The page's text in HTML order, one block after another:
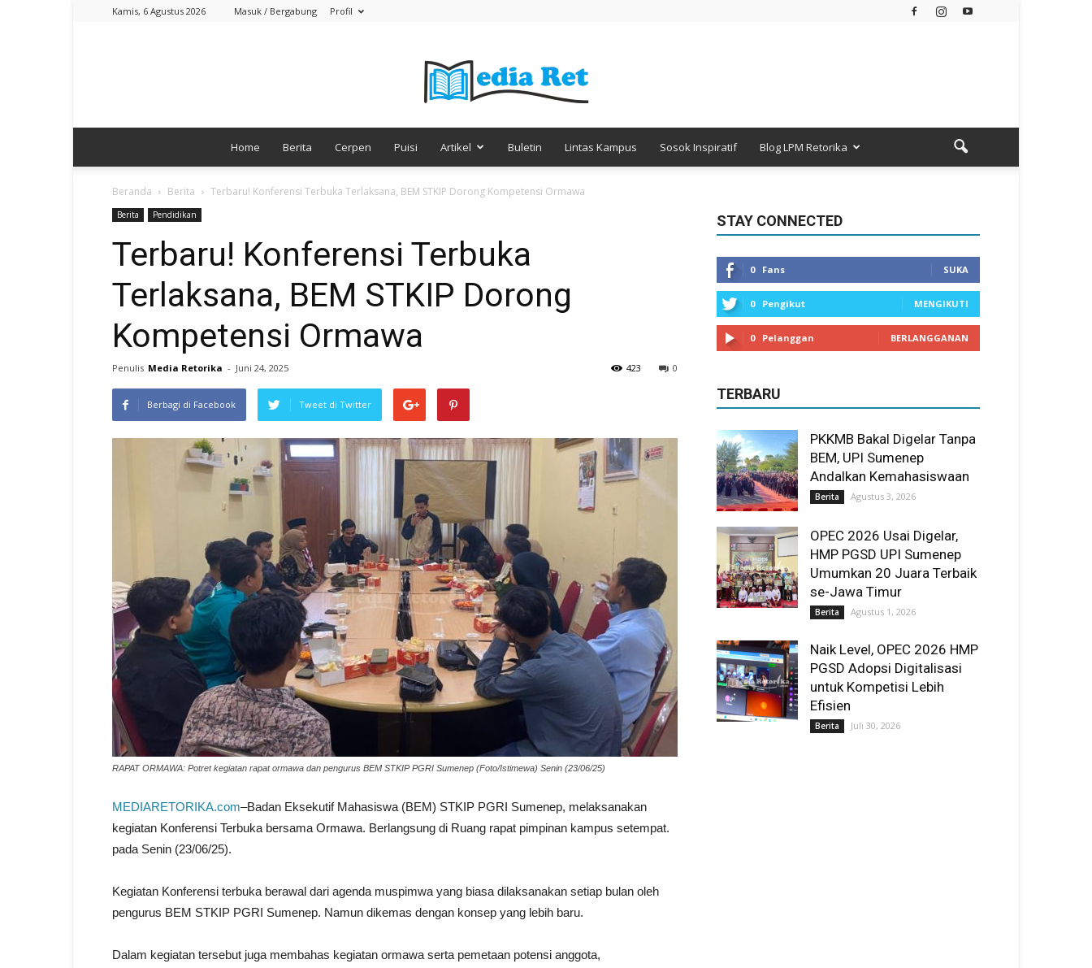
Kamis, 6 Agustus 2026 Masuk / Bergabung Profil
Media
Home Berita Cerpen Puisi Artikel Buletin Lintas Kampus Sosok Inspiratif Blog LPM Retorika
Beranda Berita Terbaru! Konferensi Terbuka Terlaksana, BEM STKIP Dorong Kompetensi Ormawa
Berita Pendidikan
Terbaru! Konferensi Terbuka
Terlaksana, BEM STKIP Dorong
Kompetensi Ormawa
Penulis Media Retorika - Juni 24, 2025 0
423
Berbagi di Facebook Tweet di Twitter
RAPAT ORMAWA: Potret kegiatan rapat ormawa dan pengurus BEM STKIP PGRI Sumenep (Foto/Istimewa) Senin (23/06/25)
MEDIARETORIKA.com–Badan Eksekutif Mahasiswa (BEM) STKIP PGRI Sumenep, melaksanakan
kegiatan Konferensi Terbuka bersama Ormawa. Berlangsung di Ruang rapat pimpinan kampus setempat.
pada Senin (23/06/25).
Kegiatan Konferensi terbuka berawal dari agenda muspimwa yang biasa dilaksanakan setiap bulan oleh
pengurus BEM STKIP PGRI Sumenep. Namun dikemas dengan konsep yang lebih baru.
Dalam kegiatan tersebut juga membahas kegiatan ormawa serta pemetaan potensi anggota,
STAY CONNECTED
0 Fans SUKA
0 Pengikut MENGIKUTI
0 Pelanggan BERLANGGANAN
TERBARU
PKKMB Bakal Digelar Tanpa
BEM, UPI Sumenep
Andalkan Kemahasiswaan
Berita Agustus 3, 2026
OPEC 2026 Usai Digelar,
HMP PGSD UPI Sumenep
Umumkan 20 Juara Terbaik
se-Jawa Timur
Berita Agustus 1, 2026
Naik Level, OPEC 2026 HMP
PGSD Adopsi Digitalisasi
untuk Kompetisi Lebih
Efisien
Berita Juli 30, 2026